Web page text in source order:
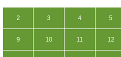
2 3 4 5
9 10 11 12